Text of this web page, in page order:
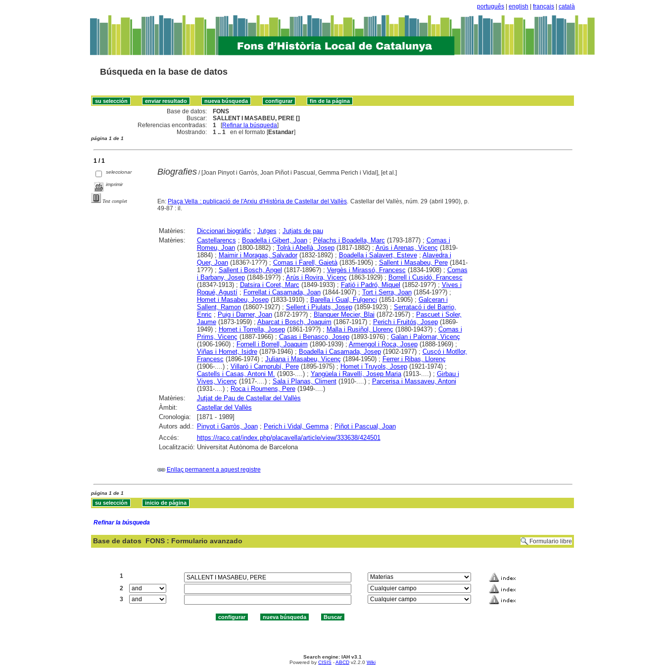
português english français català
Búsqueda en la base de datos
Base de datos:
FONS
Buscar:
SALLENT I MASABEU, PERE []
Referencias encontradas:
1 [Refinar la búsqueda]
Mostrando:
1 .. 1 en el formato [Estandar]
página 1 de 1
1 / 1
seleccionar
imprimir
Text complet
Biografies/ [Joan Pinyot i Garròs, Joan Piñot i Pascual, Gemma Perich i Vidal], [et al.]
En: Plaça Vella : publicació de l'Arxiu d'Història de Castellar del Vallès. Castellar del Vallès, núm. 29 (abril 1990), p.
49-87 : il.
Matèries: Diccionari biogràfic ; Jutges ; Jutjats de pau
Matèries:
Castellarencs ; Boadella i Gibert, Joan; Pèlachs i Boadella, Marc (1793-1877) ; Comas i
Romeu, Joan(1800-1882) ; Tolrà i Abellà, Josep(1817-1882) ; Arús i Arenas, Vicenç (1819-
1884) ; Maimir i Moragas, Salvador(1832-1892) ; Boadella i Salavert, Esteve; Alavedra i
Quer, Joan(1836?-1???) ; Comas i Farell, Gaietà(1835-1905) ; Sallent i Masabeu, Pere(1841-
1???) ; Sallent i Bosch, Angel (1817-1896?) ; Vergès i Mirassó, Francesc (1834-1908) ; Comas
i Barbany, Josep(1848-19??) ; Arús i Rovira, Vicenç (1863-1929) ; Borrell i Cusidó, Francesc
(1834?-1913) ; Datsira i Coret, Marc (1849-1933) ; Fatjó i Padró, Miquel (1852-19??) ; Vives i
Roqué, Agustí; Forrellat i Casamada, Joan(1844-1907) ; Tort i Serra, Joan(1854-19??) ;
Homet i Masabeu, Josep(1833-1910) ; Barella i Gual, Fulgenci (1851-1905) ; Galceran i
Sallent, Ramon(1860?-1927) ; Sellent i Piulats, Josep(1859-1923) ; Serratacó i del Barrio,
Enric ; Puig i Darner, Joan(1872-19??) ; Blanquer Mecier, Blai (1872-1957) ; Pascuet i Soler,
Jaume(1873-1959) ; Abarcat i Bosch, Joaquim (1867-1917) ; Perich i Fruitós, Josep(1869-
1949) ; Homet i Torrella, Josep(1861-19??) ; Malla i Rusiñol, Llorenç (1880-1943?) ; Comas i
Prims, Vicenç (1887-1966) ; Casas i Benasco, Josep(1893-1976) ; Galan i Palomar, Vicenç
(1906-1960) ; Fornell i Borrell, Joaquim (1890-1939) ; Armengol i Roca, Josep(1888-1969) ;
Viñas i Homet, Isidre(1879-1946) ; Boadella i Casamada, Josep(1902-1977) ; Cuscó i Motllor,
Francesc (1896-1974) ; Juliana i Masabeu, Vicenç (1894-1950) ; Ferrer i Ribas, Llorenç
(1906-....) ; Villaró i Camprubí, Pere(1895-1975) ; Homet i Truyols, Josep(1921-1974) ;
Castells i Casas, Antoni M.
(1903-....) ; Yangüela i Ravellí, Josep Maria(1913-....) ; Girbau i
Vives, Vicenç (1917-....) ; Sala i Planas, Climent(1910-....) ; Parcerisa i Massaveu, Antoni
(1931-....) ; Roca i Roumens, Pere(1949-....)
Matèries:
Jutjat de Pau de Castellar del Vallès
Àmbit:
Castellar del Vallès
Cronologia:
[1871 - 1989]
Autors add.: Pinyot i Garròs, Joan; Perich i Vidal, Gemma; Piñot i Pascual, Joan
Accés:
https://raco.cat/index.php/placavella/article/view/333638/424501
Localització: Universitat Autònoma de Barcelona
Enllaç permanent a aquest registre
página 1 de 1
Refinar la búsqueda
Base de datos FONS : Formulario avanzado Formulario libre
1
2
3
Search engine: IAH v3.1
Powered by CISIS-ABCDv2.2.0 Wiki